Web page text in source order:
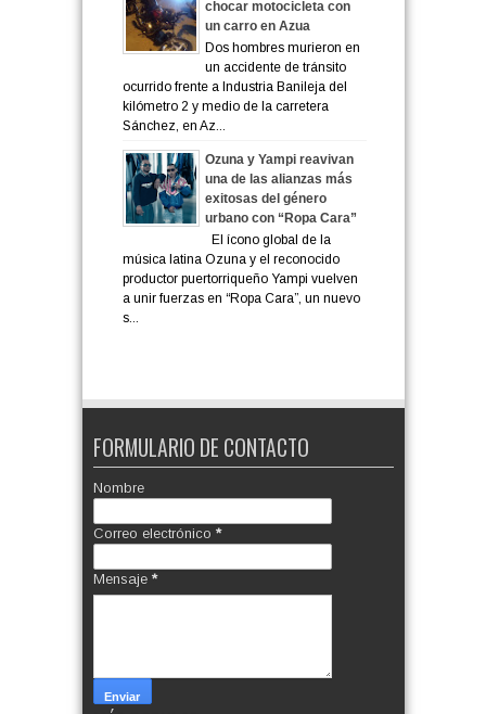
chocar motocicleta con
un carro en Azua
Dos hombres murieron en
un accidente de tránsito
ocurrido frente a Industria Banileja del
kilómetro 2 y medio de la carretera
Sánchez, en Az...
Ozuna y Yampi reavivan
una de las alianzas más
exitosas del género
urbano con “Ropa Cara”
El ícono global de la
música latina Ozuna y el reconocido
productor puertorriqueño Yampi vuelven
a unir fuerzas en “Ropa Cara”, un nuevo
s...
FORMULARIO DE CONTACTO
Nombre
Correo electrónico *
Mensaje *